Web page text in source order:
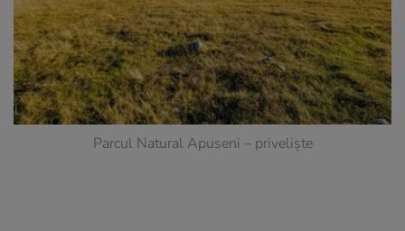
Parcul Natural Apuseni – priveliște